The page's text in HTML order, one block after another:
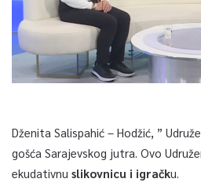
Dženita Salispahić – Hodžić, ”
gošća Sarajevskog jutra. Ovo
ekudativnu slikovnicu i igračku.